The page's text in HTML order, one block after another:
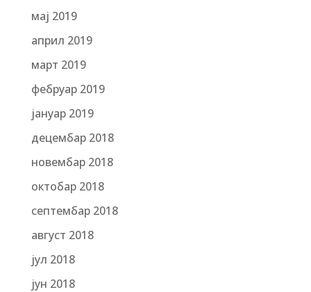
мај 2019
април 2019
март 2019
фебруар 2019
јануар 2019
децембар 2018
новембар 2018
октобар 2018
септембар 2018
август 2018
јул 2018
јун 2018